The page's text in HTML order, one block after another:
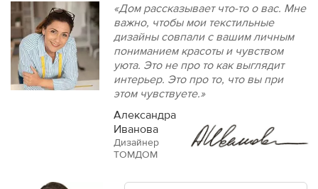
«Дом рассказывает что-то о вас. Мне
важно, чтобы мои текстильные
дизайны совпали с вашим личным
пониманием красоты и чувством
уюта. Это не про то как выглядит
интерьер. Это про то, что вы при
этом чувствуете.»
Александра
Иванова
Дизайнер
ТОМДОМ